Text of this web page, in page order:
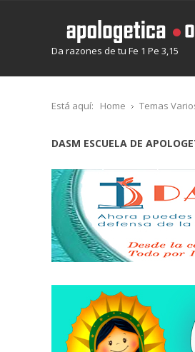
Da razones de tu Fe 1 Pe 3,15
Está aquí: Home Temas
DASM ESCUELA DE